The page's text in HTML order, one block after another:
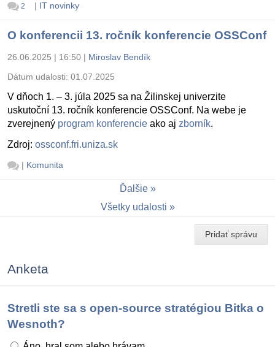
2 | IT novinky
O konferencii 13. ročník konferencie OSSConf
26.06.2025 | 16:50 | Miroslav Bendík
Dátum udalosti: 01.07.2025
V dňoch 1. – 3. júla 2025 sa na Žilinskej univerzite
uskutoční 13. ročník konferencie OSSConf. Na webe je
zverejnený program konferencie ako aj zborník.
Zdroj: ossconf.fri.uniza.sk
| Komunita
Ďalšie
Všetky udalosti
Pridať správu
Anketa
Stretli ste sa s open-source stratégiou Bitka o
Wesnoth?